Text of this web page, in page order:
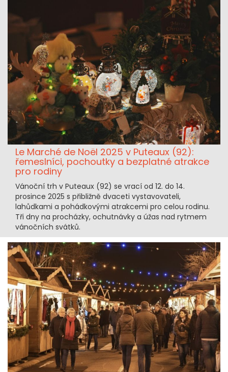
Le Marché de Noël 2025 v Puteaux (92):
řemeslníci, pochoutky a bezplatné atrakce
pro rodiny
Vánoční trh v Puteaux (92) se vrací od 12. do 14.
prosince 2025 s přibližně dvaceti vystavovateli,
lahůdkami a pohádkovými atrakcemi pro celou rodinu.
Tři dny na procházky, ochutnávky a úžas nad rytmem
vánočních svátků.